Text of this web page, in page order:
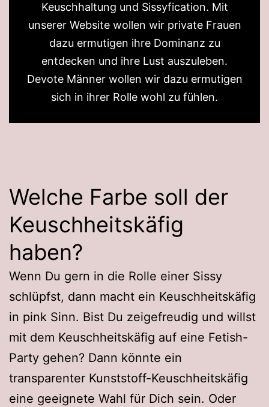
Keuschhaltung und Sissyfication. Mit
unserer Website wollen wir private Frauen
dazu ermutigen ihre Dominanz zu
entdecken und ihre Lust auszuleben.
Devote Männer wollen wir dazu ermutigen
sich in ihrer Rolle wohl zu fühlen.
Welche Farbe soll der
Keuschheitskäfig
haben?
Wenn Du gern in die Rolle einer Sissy
schlüpfst, dann macht ein Keuschheitskäfig
in pink Sinn. Bist Du zeigefreudig und willst
mit dem Keuschheitskäfig auf eine Fetish-
Party gehen? Dann könnte ein
transparenter Kunststoff-Keuschheitskäfig
eine geeignete Wahl für Dich sein. Oder